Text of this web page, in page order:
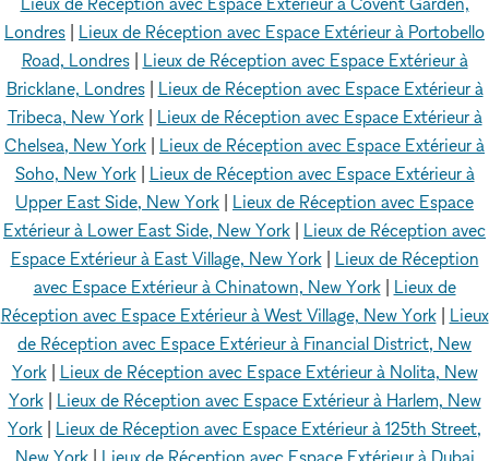
Londres
Lieux de Réception avec Espace Extérieur à Portobello
Road, Londres| Lieux de Réception avec Espace Extérieur à
Bricklane, Londres| Lieux de Réception avec Espace Extérieur à
Tribeca, New York| Lieux de Réception avec Espace Extérieur à
Chelsea, New York
Lieux de Réception avec Espace Extérieur à
Soho, New York| Lieux de Réception avec Espace Extérieur à
Upper East Side, New York
Lieux de Réception avec Espace
Extérieur à Lower East Side, New York
Lieux de Réception avec
Espace Extérieur à East Village, New York| Lieux de Réception
avec Espace Extérieur à Chinatown, New York| Lieux de
Réception avec Espace Extérieur à West Village, New York| Lieux
de Réception avec Espace Extérieur à Financial District, New
York| Lieux de Réception avec Espace Extérieur à Nolita, New
York| Lieux de Réception avec Espace Extérieur à Harlem, New
York
Lieux de Réception avec Espace Extérieur à 125th Street,
New York| Lieux de Réception avec Espace Extérieur à Dubai